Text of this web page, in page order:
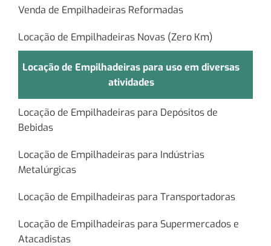
Venda de Empilhadeiras Reformadas
Locação de Empilhadeiras Novas (Zero Km)
Locação de Empilhadeiras para uso em diversas
atividades
Locação de Empilhadeiras para Depósitos de
Bebidas
Locação de Empilhadeiras para Indústrias
Metalúrgicas
Locação de Empilhadeiras para Transportadoras
Locação de Empilhadeiras para Supermercados e
Atacadistas